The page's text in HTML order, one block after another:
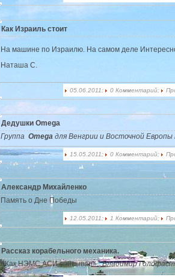
Как Израиль стоит
На машине по Израилю. На самом деле
Наташа С.
05.06.2011; 0 Комментарий;
Дедушки Omega
Группа Omega для Венгрии и Восточной
15.05.2011; 0 Комментарий;
Александр Михайленко
Память о Дне Победы
12.05.2011; 1 Комментарий;
Рассказ корабельного механика.
«Как НЭМС АСИ списывал».Владимир Голофаст